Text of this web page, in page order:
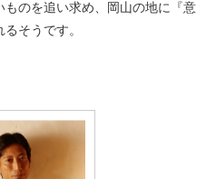
のを追い求め、岡山の地に『意
そうです。